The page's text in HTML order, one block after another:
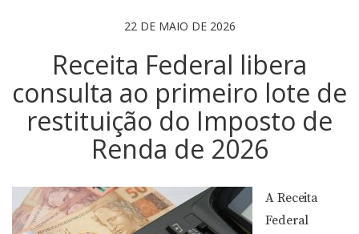
22 DE MAIO DE 2026
Receita Federal libera
consulta ao primeiro lote de
restituição do Imposto de
Renda de 2026
A Receita
Federal